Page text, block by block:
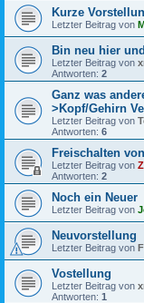
Kurze
Letzter Beitrag von
Bin neu hier
Letzter Beitrag von
Antworten: 2
Ganz was
>Kopf/Gehirn
Letzter Beitrag von
Antworten: 6
Freischalten
Letzter Beitrag von
Antworten: 2
Noch ein Neuer
Letzter Beitrag von
Neuvorstellung
Letzter Beitrag von
Vostellung
Letzter Beitrag von
Antworten: 1